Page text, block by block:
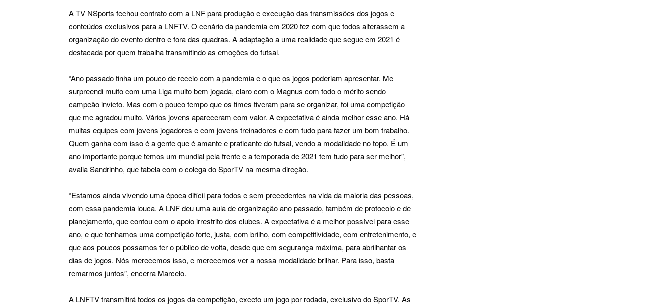
A TV NSports fechou contrato com a LNF para produção e execução das transmissões dos jogos e
conteúdos exclusivos para a LNFTV. O cenário da pandemia em 2020 fez com que todos alterassem a
organização do evento dentro e fora das quadras. A adaptação a uma realidade que segue em 2021 é
destacada por quem trabalha transmitindo as emoções do futsal.
“Ano passado tinha um pouco de receio com a pandemia e o que os jogos poderiam apresentar. Me
surpreendi muito com uma Liga muito bem jogada, claro com o Magnus com todo o mérito sendo
campeão invicto. Mas com o pouco tempo que os times tiveram para se organizar, foi uma competição
que me agradou muito. Vários jovens apareceram com valor. A expectativa é ainda melhor esse ano. Há
muitas equipes com jovens jogadores e com jovens treinadores e com tudo para fazer um bom trabalho.
Quem ganha com isso é a gente que é amante e praticante do futsal, vendo a modalidade no topo. É um
ano importante porque temos um mundial pela frente e a temporada de 2021 tem tudo para ser melhor”,
avalia Sandrinho, que tabela com o colega do SporTV na mesma direção.
“Estamos ainda vivendo uma época difícil para todos e sem precedentes na vida da maioria das pessoas,
com essa pandemia louca. A LNF deu uma aula de organização ano passado, também de protocolo e de
planejamento, que contou com o apoio irrestrito dos clubes. A expectativa é a melhor possível para esse
ano, e que tenhamos uma competição forte, justa, com brilho, com competitividade, com entretenimento, e
que aos poucos possamos ter o público de volta, desde que em segurança máxima, para abrilhantar os
dias de jogos. Nós merecemos isso, e merecemos ver a nossa modalidade brilhar. Para isso, basta
remarmos juntos”, encerra Marcelo.
A LNFTV transmitirá todos os jogos da competição, exceto um jogo por rodada, exclusivo do SporTV. As